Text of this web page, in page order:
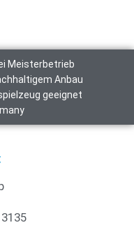
Meisterbetrieb
Anbau
geeignet